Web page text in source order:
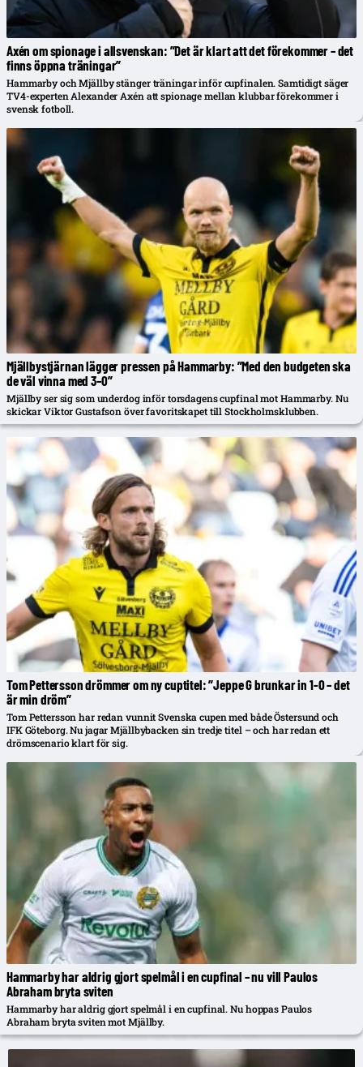
Axén om spionage i allsvenskan: ”Det är klart att det förekommer – det
finns öppna träningar”
Hammarby och Mjällby stänger träningar inför cupfinalen. Samtidigt säger
TV4-experten Alexander Axén att spionage mellan klubbar förekommer i
svensk fotboll.
Mjällbystjärnan lägger pressen på Hammarby: ”Med den budgeten ska
de väl vinna med 3–0”
Mjällby ser sig som underdog inför torsdagens cupfinal mot Hammarby. Nu
skickar Viktor Gustafson över favoritskapet till Stockholmsklubben.
Tom Pettersson drömmer om ny cuptitel: ”Jeppe G brunkar in 1-0 – det
är min dröm”
Tom Pettersson har redan vunnit Svenska cupen med både Östersund och
IFK Göteborg. Nu jagar Mjällbybacken sin tredje titel – och har redan ett
drömscenario klart för sig.
Hammarby har aldrig gjort spelmål i en cupfinal – nu vill Paulos
Abraham bryta sviten
Hammarby har aldrig gjort spelmål i en cupfinal. Nu hoppas Paulos
Abraham bryta sviten mot Mjällby.